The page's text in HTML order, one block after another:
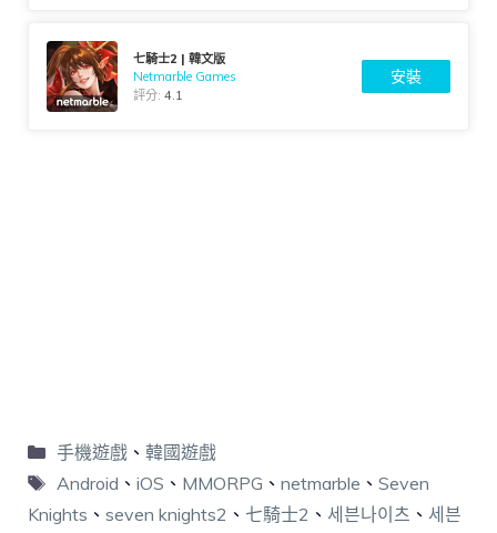
七騎士2 | 韓文版
Netmarble Games
評分:4.1
安裝
手機遊戲、 韓國遊戲
Android 、 iOS 、 MMORPG 、 netmarble 、 Seven
Knights 、 seven knights2 、 七騎士2 、 세븐나이츠 、 세븐